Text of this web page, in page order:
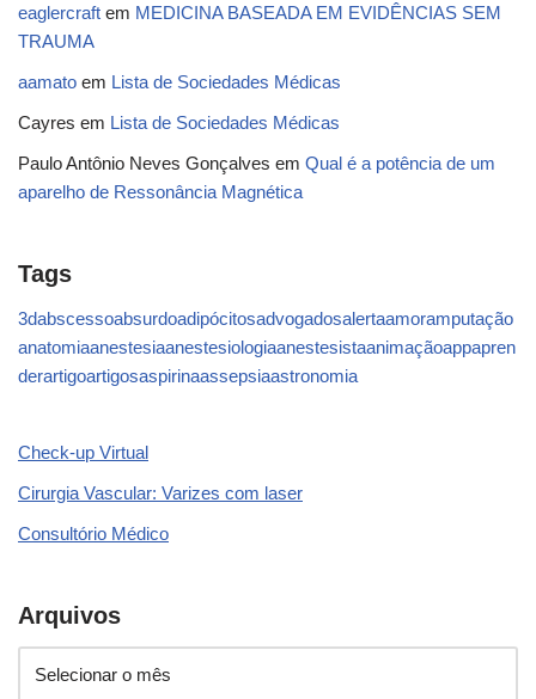
eaglercraft em MEDICINA BASEADA EM EVIDÊNCIAS SEM
TRAUMA
aamato em Lista de Sociedades Médicas
Cayres em Lista de Sociedades Médicas
Paulo Antônio Neves Gonçalves em Qual é a potência de um
aparelho de Ressonância Magnética
Tags
3dabscessoabsurdoadipócitosadvogadosalertaamoramputação
anatomiaanestesiaanestesiologiaanestesistaanimaçãoappapren
derartigoartigosaspirinaassepsiaastronomia
Check-up Virtual
Cirurgia Vascular: Varizes com laser
Consultório Médico
Arquivos